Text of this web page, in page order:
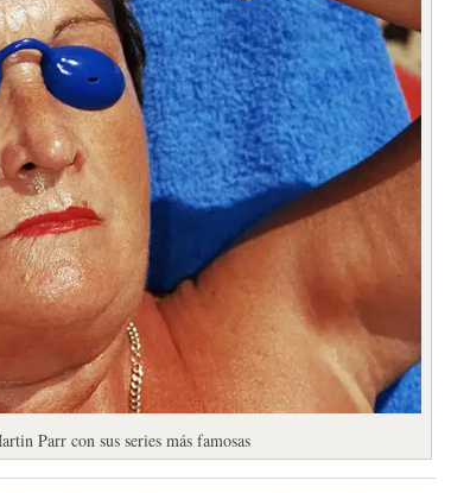
Parr con sus series más famosas